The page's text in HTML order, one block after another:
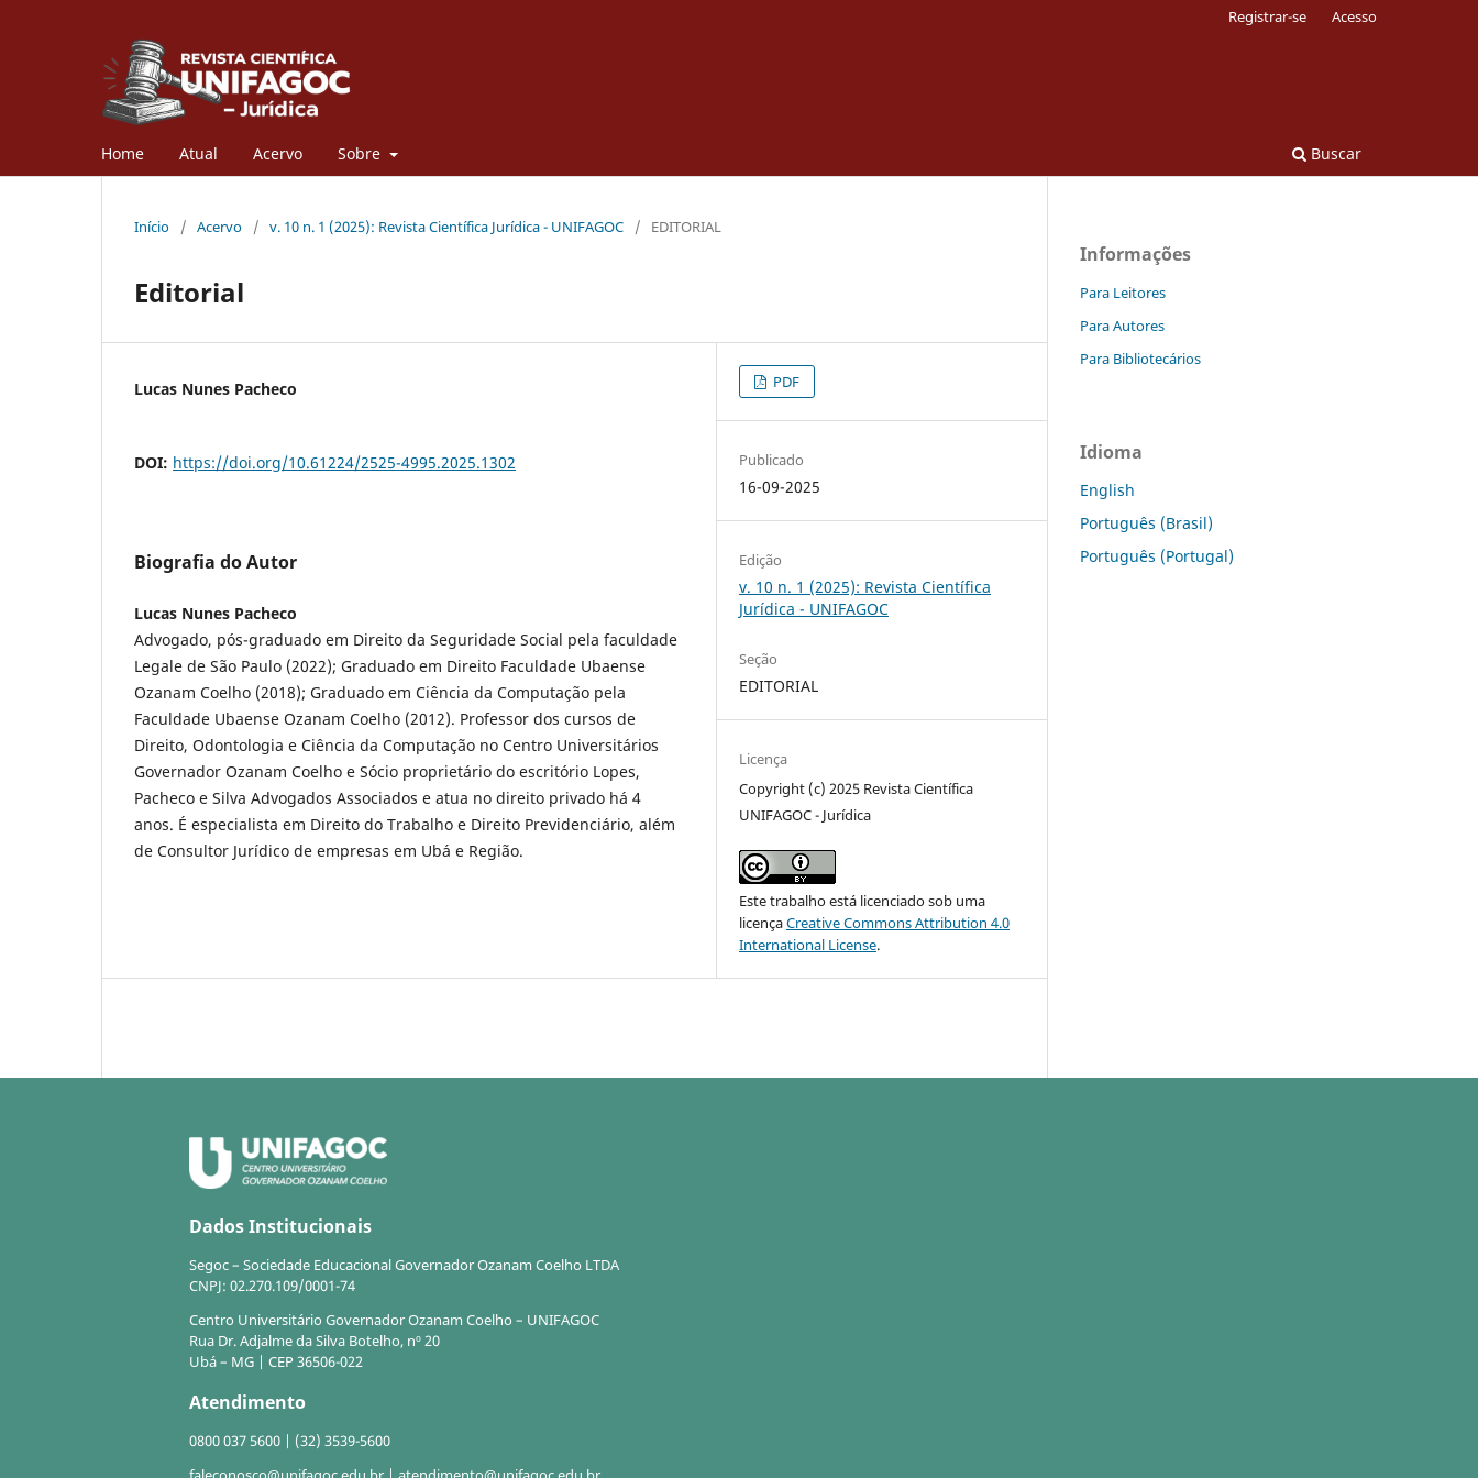
Home Atual Acervo Sobre Buscar
Registrar-se Acesso
Início / Acervo / v. 10 n. 1 (2025): Revista Científica Jurídica - UNIFAGOC / EDITORIAL
Editorial
Lucas Nunes Pacheco
DOI: https://doi.org/10.61224/2525-4995.2025.1302
Biografia do Autor
Lucas Nunes Pacheco
Advogado, pós-graduado em Direito da Seguridade Social pela faculdade
Legale de São Paulo (2022); Graduado em Direito Faculdade Ubaense
Ozanam Coelho (2018); Graduado em Ciência da Computação pela
Faculdade Ubaense Ozanam Coelho (2012). Professor dos cursos de
Direito, Odontologia e Ciência da Computação no Centro Universitários
Governador Ozanam Coelho e Sócio proprietário do escritório Lopes,
Pacheco e Silva Advogados Associados e atua no direito privado há 4
anos. É especialista em Direito do Trabalho e Direito Previdenciário, além
de Consultor Jurídico de empresas em Ubá e Região.
PDF
Publicado
16-09-2025
Edição
v. 10 n. 1 (2025): Revista Científica
Jurídica - UNIFAGOC
Seção
EDITORIAL
Licença
Copyright (c) 2025 Revista Científica
UNIFAGOC - Jurídica
Este trabalho está licenciado sob uma
licençaCreative Commons Attribution 4.0
International License.
Informações
Para Leitores
Para Autores
Para Bibliotecários
Idioma
English
Português (Brasil)
Português (Portugal)
Dados Institucionais
Segoc – Sociedade Educacional Governador Ozanam Coelho LTDA
CNPJ: 02.270.109/0001-74
Centro Universitário Governador Ozanam Coelho – UNIFAGOC
Rua Dr. Adjalme da Silva Botelho, nº 20
Ubá – MG | CEP 36506-022
Atendimento
0800 037 5600 | (32) 3539-5600